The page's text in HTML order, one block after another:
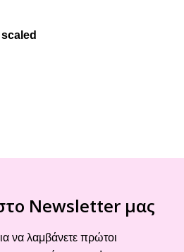
Newsletter μας
να λαμβάνετε πρώτοι